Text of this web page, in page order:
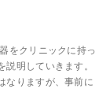
をクリニックに持っ
説明していきます。
なりますが、事前に